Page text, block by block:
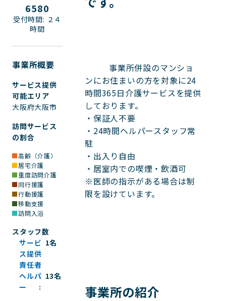
6580
受付時間: ２４
時間
事業所概要
サービス提供
可能エリア
大阪府大阪市
訪問サービス
の割合
高齢（介護）
居宅介護
重度訪問介護
同行援護
行動援護
移動支援
訪問入浴
スタッフ数
サービ
ス提供
責任者
1名
ヘルパ
ー
13名
ンにお住まいの方を対象に24
時間365日介護サービスを提供
しております。
・保証人不要
・24時間ヘルパースタッフ常
駐
・出入り自由
・居室内での喫煙・飲酒可
※医師の指示がある場合は制
限を設けています。
事業所の紹介